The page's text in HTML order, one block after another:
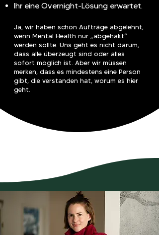
Ihr eine Overnight-Lösung erwartet.
Ja, wir haben schon Aufträge abgelehnt,
wenn Mental Health nur „abgehakt“
werden sollte. Uns geht es nicht darum,
dass alle überzeugt sind oder alles
sofort möglich ist. Aber wir müssen
merken, dass es mindestens eine Person
gibt, die verstanden hat, worum es hier
geht.​